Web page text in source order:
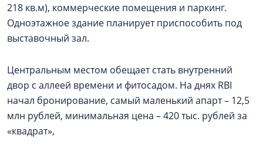
218 кв.м), коммерческие помещения и паркинг.
Одноэтажное здание планирует приспособить под
выставочный зал.
Центральным местом обещает стать внутренний
двор с аллеей времени и фитосадом. На днях RBI
начал бронирование, самый маленький апарт – 12,5
млн рублей, минимальная цена – 420 тыс. рублей за
«квадрат»,